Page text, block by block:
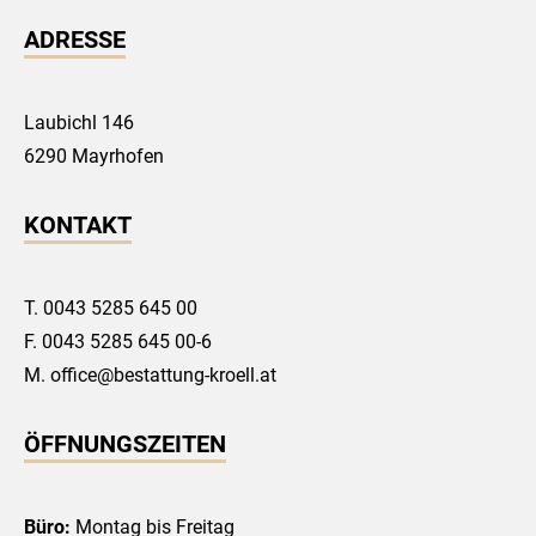
ADRESSE
Laubichl 146
6290 Mayrhofen
KONTAKT
T. 0043 5285 645 00
F. 0043 5285 645 00-6
M. office@bestattung-kroell.at
ÖFFNUNGSZEITEN
Büro: Montag bis Freitag